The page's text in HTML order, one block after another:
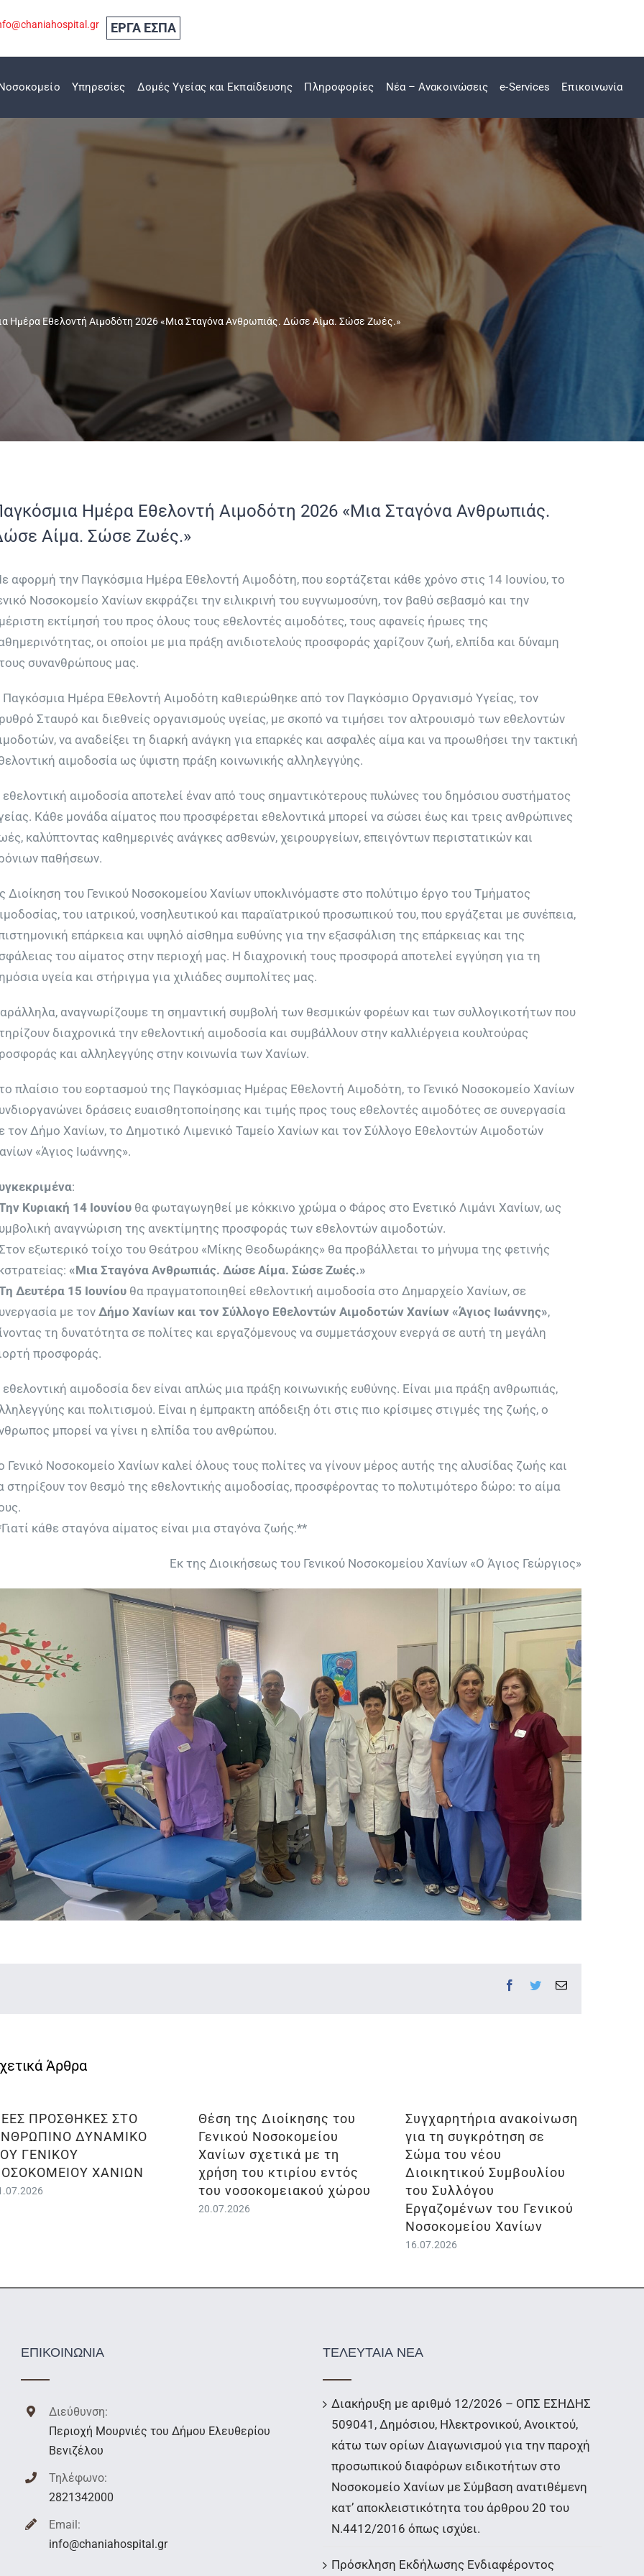
ΕΡΓΑ ΕΣΠΑ
Νοσοκομείο Υπηρεσίες Δομές Υγείας και Εκπαίδευσης Πληροφορίες Νέα – Ανακοινώσεις e-Services Επικοινωνία
Ημέρα Εθελοντή Αιμοδότη 2026 «Μια Σταγόνα Ανθρωπιάς. Δώσε Αίμα. Σώσε Ζωές.»
Ημέρα Εθελοντή Αιμοδότη 2026 «Μια Σταγόνα Ανθρωπιάς.
Αίμα. Σώσε Ζωές.»
αφορμή την Παγκόσμια Ημέρα Εθελοντή Αιμοδότη, που εορτάζεται κάθε χρόνο στις 14 Ιουνίου, το
Νοσοκομείο Χανίων εκφράζει την ειλικρινή του ευγνωμοσύνη, τον βαθύ σεβασμό και την
εκτίμησή του προς όλους τους εθελοντές αιμοδότες, τους αφανείς ήρωες της
οι οποίοι με μια πράξη ανιδιοτελούς προσφοράς χαρίζουν ζωή, ελπίδα και δύναμη
συνανθρώπους μας.
Ημέρα Εθελοντή Αιμοδότη καθιερώθηκε από τον Παγκόσμιο Οργανισμό Υγείας, τον
Σταυρό και διεθνείς οργανισμούς υγείας, με σκοπό να τιμήσει τον αλτρουισμό των εθελοντών
να αναδείξει τη διαρκή ανάγκη για επαρκές και ασφαλές αίμα και να προωθήσει την τακτική
αιμοδοσία ως ύψιστη πράξη κοινωνικής αλληλεγγύης.
αιμοδοσία αποτελεί έναν από τους σημαντικότερους πυλώνες του δημόσιου συστήματος
Κάθε μονάδα αίματος που προσφέρεται εθελοντικά μπορεί να σώσει έως και τρεις ανθρώπινες
καλύπτοντας καθημερινές ανάγκες ασθενών, χειρουργείων, επειγόντων περιστατικών και
παθήσεων.
Διοίκηση του Γενικού Νοσοκομείου Χανίων υποκλινόμαστε στο πολύτιμο έργο του Τμήματος
του ιατρικού, νοσηλευτικού και παραϊατρικού προσωπικού του, που εργάζεται με συνέπεια,
επάρκεια και υψηλό αίσθημα ευθύνης για την εξασφάλιση της επάρκειας και της
του αίματος στην περιοχή μας. Η διαχρονική τους προσφορά αποτελεί εγγύηση για τη
υγεία και στήριγμα για χιλιάδες συμπολίτες μας.
αναγνωρίζουμε τη σημαντική συμβολή των θεσμικών φορέων και των συλλογικοτήτων που
διαχρονικά την εθελοντική αιμοδοσία και συμβάλλουν στην καλλιέργεια κουλτούρας
και αλληλεγγύης στην κοινωνία των Χανίων.
πλαίσιο του εορτασμού της Παγκόσμιας Ημέρας Εθελοντή Αιμοδότη, το Γενικό Νοσοκομείο Χανίων
δράσεις ευαισθητοποίησης και τιμής προς τους εθελοντές αιμοδότες σε συνεργασία
τον Δήμο Χανίων, το Δημοτικό Λιμενικό Ταμείο Χανίων και τον Σύλλογο Εθελοντών Αιμοδοτών
«Άγιος Ιωάννης».
:
Κυριακή 14 Ιουνίου θα φωταγωγηθεί με κόκκινο χρώμα ο Φάρος στο Ενετικό Λιμάνι Χανίων, ως
αναγνώριση της ανεκτίμητης προσφοράς των εθελοντών αιμοδοτών.
εξωτερικό τοίχο του Θεάτρου «Μίκης Θεοδωράκης» θα προβάλλεται το μήνυμα της φετινής
«Μια Σταγόνα Ανθρωπιάς. Δώσε Αίμα. Σώσε Ζωές.»
Δευτέρα 15 Ιουνίου θα πραγματοποιηθεί εθελοντική αιμοδοσία στο Δημαρχείο Χανίων, σε
με τονΔήμο Χανίων και τον Σύλλογο Εθελοντών Αιμοδοτών Χανίων «Άγιος Ιωάννης»,
τη δυνατότητα σε πολίτες και εργαζόμενους να συμμετάσχουν ενεργά σε αυτή τη μεγάλη
προσφοράς.
αιμοδοσία δεν είναι απλώς μια πράξη κοινωνικής ευθύνης. Είναι μια πράξη ανθρωπιάς,
και πολιτισμού. Είναι η έμπρακτη απόδειξη ότι στις πιο κρίσιμες στιγμές της ζωής, ο
μπορεί να γίνει η ελπίδα του ανθρώπου.
Γενικό Νοσοκομείο Χανίων καλεί όλους τους πολίτες να γίνουν μέρος αυτής της αλυσίδας ζωής και
στηρίξουν τον θεσμό της εθελοντικής αιμοδοσίας, προσφέροντας το πολυτιμότερο δώρο: το αίμα
κάθε σταγόνα αίματος είναι μια σταγόνα ζωής.**
Εκ της Διοικήσεως του Γενικού Νοσοκομείου Χανίων «Ο Άγιος Γεώργιος»
Facebook
TwitterEmail
ΠΡΟΣΘΗΚΕΣ ΣΤΟ
ΔΥΝΑΜΙΚΟ
ΓΕΝΙΚΟΥ
ΧΑΝΙΩΝ
Θέση της Διοίκησης του
Γενικού Νοσοκομείου
Χανίων σχετικά με τη
χρήση του κτιρίου εντός
του νοσοκομειακού χώρου
20.07.2026
Συγχαρητήρια ανακοίνωση
για τη συγκρότηση σε
Σώμα του νέου
Διοικητικού Συμβουλίου
του Συλλόγου
Εργαζομένων του Γενικού
Νοσοκομείου Χανίων
16.07.2026
ΕΠΙΚΟΙΝΩΝΙΑ
Διεύθυνση:
Περιοχή Μουρνιές του Δήμου Ελευθερίου
Βενιζέλου
Τηλέφωνο:
2821342000
Email:
info@chaniahospital.gr
ΤΕΛΕΥΤΑΙΑ ΝΕΑ
Διακήρυξη με αριθμό 12/2026 – ΟΠΣ ΕΣΗΔΗΣ
509041, Δημόσιου, Ηλεκτρονικού, Ανοικτού,
κάτω των ορίων Διαγωνισμού για την παροχή
προσωπικού διαφόρων ειδικοτήτων στο
Νοσοκομείο Χανίων με Σύμβαση ανατιθέμενη
κατ’ αποκλειστικότητα του άρθρου 20 του
Ν.4412/2016 όπως ισχύει.
Πρόσκληση Εκδήλωσης Ενδιαφέροντος